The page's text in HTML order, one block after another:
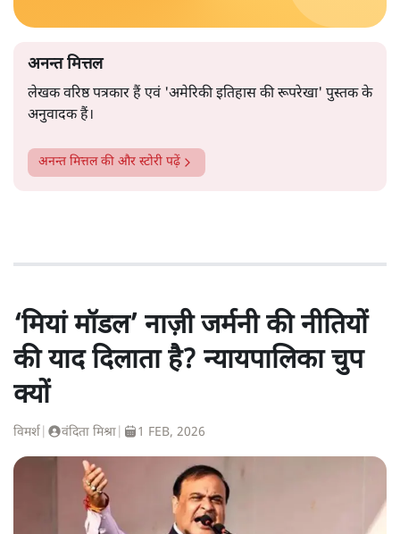
अनन्त मित्तल
लेखक वरिष्ठ पत्रकार हैं एवं 'अमेरिकी इतिहास की रूपरेखा' पुस्तक के
अनुवादक हैं।
अनन्त मित्तलकी और स्टोरी पढ़ें
‘मियां मॉडल’ नाज़ी जर्मनी की नीतियों
की याद दिलाता है? न्यायपालिका चुप
क्यों
विमर्श वंदिता मिश्रा 1 FEB, 2026